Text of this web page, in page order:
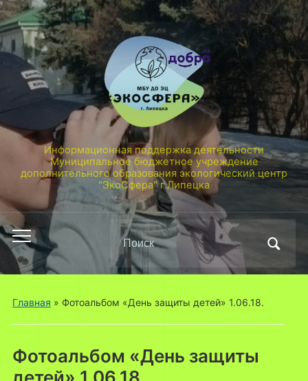
Информационная поддержка деятельности
Муниципальное бюджетное учреждение
дополнительного образования экологический центр
"ЭкоСфера" г.Липецка
Переключить
мобильное
меню
Поиск
по:
Главная » Фотоальбом «День защиты детей» 1.06.18.
Фотоальбом «День защиты